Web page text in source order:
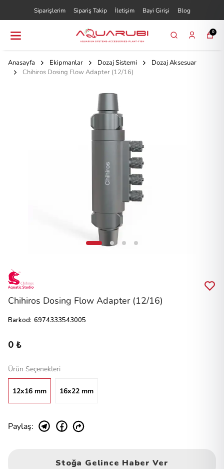
Siparişlerim Sipariş Takip İletişim Bayi Girişi Blog
0
Anasayfa Ekipmanlar Dozaj Sistemi
Dozaj Aksesuar
Chihiros Dosing Flow Adapter (12/16)
Chihiros Dosing Flow Adapter (12/16)
Barkod: 6974333543005
0 ₺
Ürün Seçenekleri
12x16 mm 16x22 mm
Paylaş:
Stoğa Gelince Haber Ver